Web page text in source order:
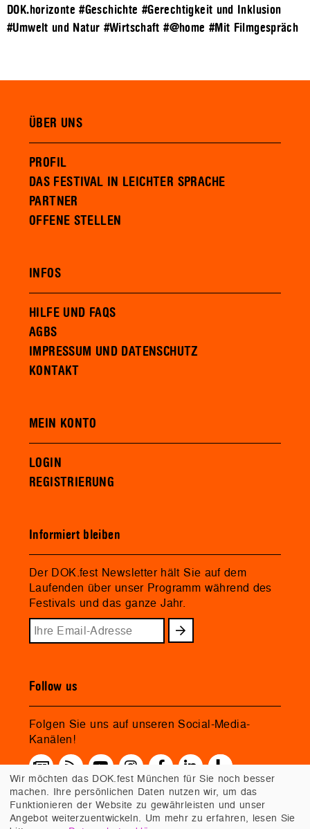
DOK.horizonte #Geschichte #Gerechtigkeit und Inklusion
#Umwelt und Natur #Wirtschaft #@home #Mit Filmgespräch
ÜBER UNS
PROFIL
DAS FESTIVAL IN LEICHTER SPRACHE
PARTNER
OFFENE STELLEN
INFOS
HILFE UND FAQS
AGBS
IMPRESSUM UND DATENSCHUTZ
KONTAKT
MEIN KONTO
LOGIN
REGISTRIERUNG
Informiert bleiben
Der DOK.fest Newsletter hält Sie auf dem
Laufenden über unser Programm während des
Festivals und das ganze Jahr.
Follow us
Folgen Sie uns auf unseren Social-Media-
Kanälen!
Wir möchten das DOK.fest München für Sie noch besser
machen. Ihre persönlichen Daten nutzen wir, um das
Funktionieren der Website zu gewährleisten und unser
Angebot weiterzuentwickeln. Um mehr zu erfahren, lesen Sie